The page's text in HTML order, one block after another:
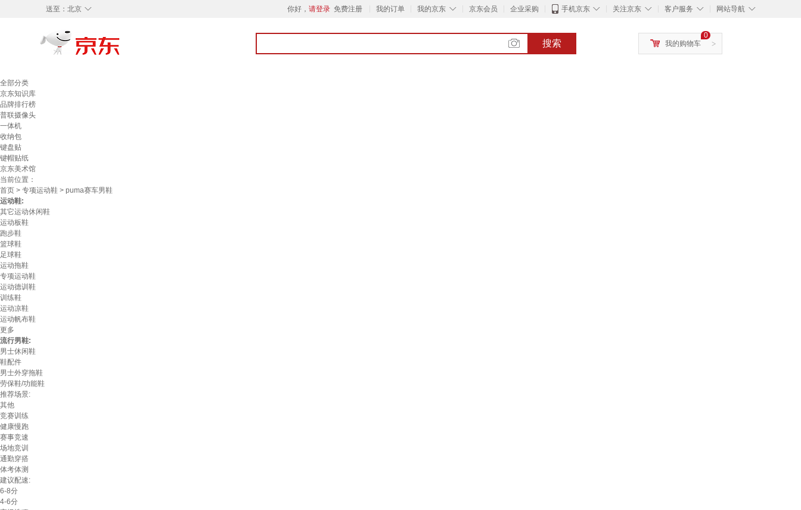
◇
送至： 北京 你好， 请登录 免费注册 我的订单 ◇
我的京东 京东会员 企业采购 ◇
手机京东 ◇
关注京东 ◇
客户服务 ◇
网站导航
搜索 >
0
我的购物车
全部分类
京东知识库
品牌排行榜
普联摄像头
一体机
收纳包
键盘贴
键帽贴纸
京东美术馆
当前位置：
首页 > 专项运动鞋 > puma赛车男鞋
运动鞋:
其它运动休闲鞋
运动板鞋
跑步鞋
篮球鞋
足球鞋
运动拖鞋
专项运动鞋
运动德训鞋
训练鞋
运动凉鞋
运动帆布鞋
更多
流行男鞋:
男士休闲鞋
鞋配件
男士外穿拖鞋
劳保鞋/功能鞋
推荐场景:
其他
竞赛训练
健康慢跑
赛事竞速
场地竞训
通勤穿搭
体考体测
建议配速:
6-8分
4-6分